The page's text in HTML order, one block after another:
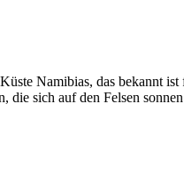
Namibias, das bekannt
sich auf den Felsen